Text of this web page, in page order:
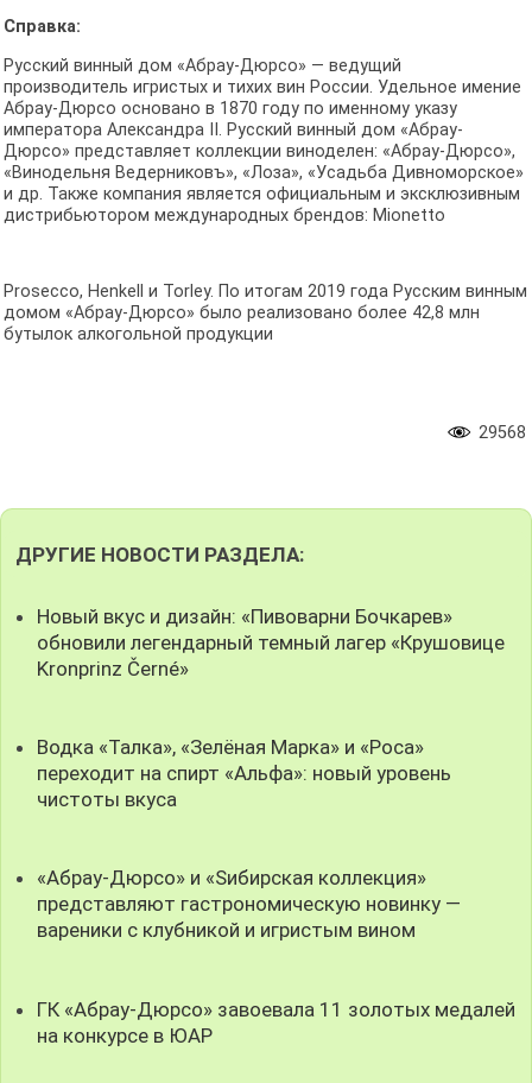
Справка:
Русский винный дом «Абрау-Дюрсо» — ведущий
производитель игристых и тихих вин России. Удельное имение
Абрау-Дюрсо основано в 1870 году по именному указу
императора Александра II. Русский винный дом «Абрау-
Дюрсо» представляет коллекции виноделен: «Абрау-Дюрсо»,
«Винодельня Ведерниковъ», «Лоза», «Усадьба Дивноморское»
и др. Также компания является официальным и эксклюзивным
дистрибьютором международных брендов: Mionetto
Prosecco, Henkell и Torley. По итогам 2019 года Русским винным
домом «Абрау-Дюрсо» было реализовано более 42,8 млн
бутылок алкогольной продукции
29568
ДРУГИЕ НОВОСТИ РАЗДЕЛА:
Новый вкус и дизайн: «Пивоварни Бочкарев»
обновили легендарный темный лагер «Крушовице
Kronprinz Černé»
Водка «Талка», «Зелёная Марка» и «Роса»
переходит на спирт «Альфа»: новый уровень
чистоты вкуса
«Абрау-Дюрсо» и «Sибирская коллекция»
представляют гастрономическую новинку —
вареники с клубникой и игристым вином
ГК «Абрау-Дюрсо» завоевала 11 золотых медалей
на конкурсе в ЮАР